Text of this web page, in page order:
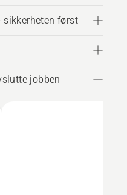
sikkerheten først
jobben